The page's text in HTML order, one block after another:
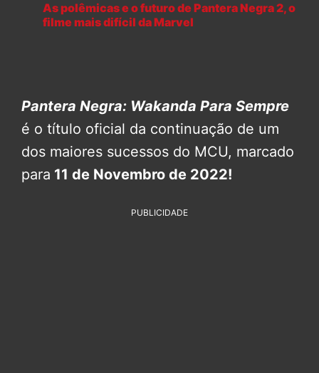
As polêmicas e o futuro de Pantera Negra 2, o
filme mais difícil da Marvel
Pantera Negra: Wakanda Para Sempre
é o título oficial da continuação de um
dos maiores sucessos do MCU, marcado
para 11 de Novembro de 2022!
PUBLICIDADE